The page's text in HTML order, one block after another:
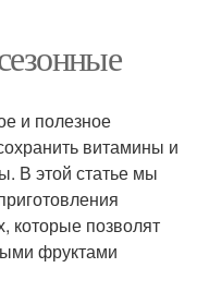
и полезное
витамины и
В этой статье мы
которые позволят
фруктами